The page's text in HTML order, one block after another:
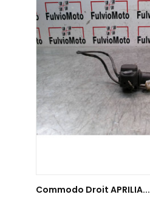
Commodo Droit APRILIA...